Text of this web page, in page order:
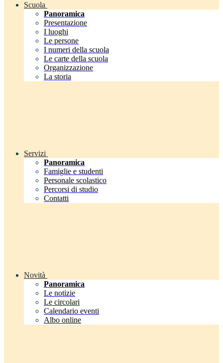
Scuola
Panoramica
Presentazione
I luoghi
Le persone
I numeri della scuola
Le carte della scuola
Organizzazione
La storia
Servizi
Panoramica
Famiglie e studenti
Personale scolastico
Percorsi di studio
Contatti
Novità
Panoramica
Le notizie
Le circolari
Calendario eventi
Albo online